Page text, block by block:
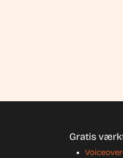
Gratis